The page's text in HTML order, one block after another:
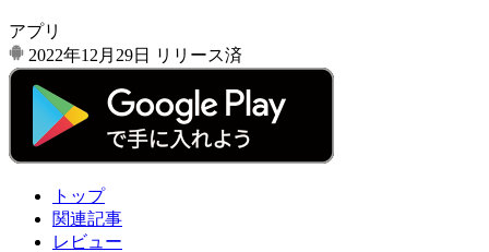
アプリ
2022年12月29日
リリース済
トップ
関連記事
レビュー